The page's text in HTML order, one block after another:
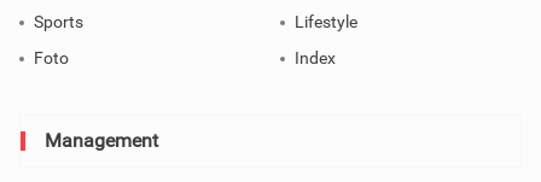
Sports
Lifestyle
Foto
Index
Management